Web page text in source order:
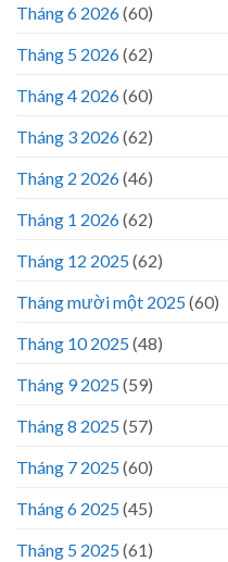
Tháng 6 2026(60)
Tháng 5 2026(62)
Tháng 4 2026(60)
Tháng 3 2026(62)
Tháng 2 2026(46)
Tháng 1 2026(62)
Tháng 12 2025(62)
Tháng mười một 2025(60)
Tháng 10 2025(48)
Tháng 9 2025(59)
Tháng 8 2025(57)
Tháng 7 2025(60)
Tháng 6 2025(45)
Tháng 5 2025(61)